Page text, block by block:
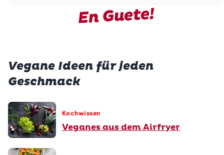
En Guete!
Vegane Ideen für jeden
Geschmack
Kochwissen
Veganes aus dem Airfryer